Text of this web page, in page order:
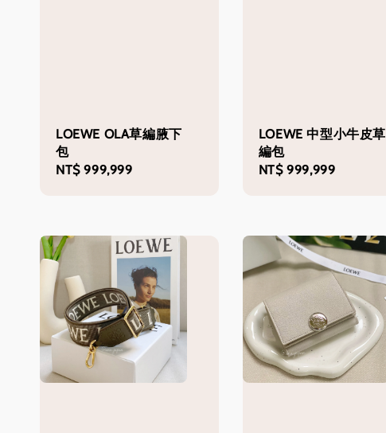
LOEWE OLA草編腋下
包
Regular
NT$ 999,999
LOEWE 中型小牛皮草
編包
Regular
NT$ 999,999